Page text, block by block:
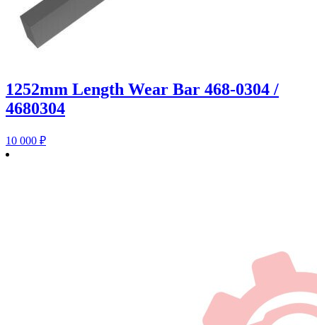
1252mm Length Wear Bar 468-0304 /
4680304
10 000 ₽